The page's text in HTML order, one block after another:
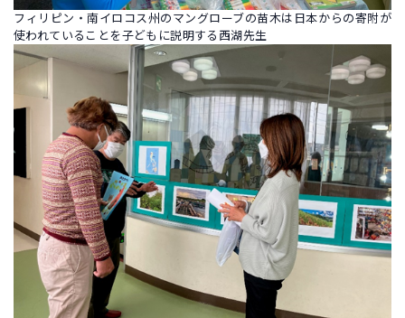
フィリピン・南イロコス州のマングローブの苗木は日本からの寄附が
使われていることを子どもに説明する西湖先生